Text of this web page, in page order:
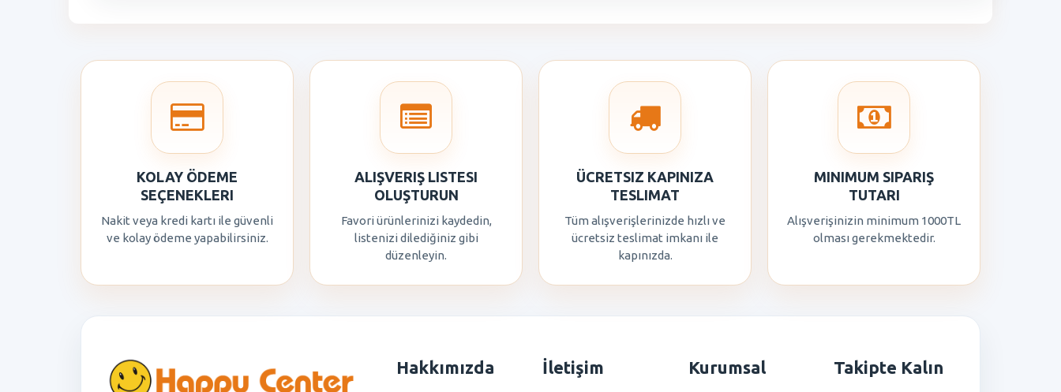
KOLAY ÖDEME
SEÇENEKLERI
Nakit veya kredi kartı ile güvenli
ve kolay ödeme yapabilirsiniz.
ALIŞVERIŞ LISTESI
OLUŞTURUN
Favori ürünlerinizi kaydedin,
listenizi dilediğiniz gibi
düzenleyin.
ÜCRETSIZ KAPINIZA
TESLIMAT
Tüm alışverişlerinizde hızlı ve
ücretsiz teslimat imkanı ile
kapınızda.
MINIMUM SIPARIŞ
TUTARI
Alışverişinizin minimum 1000TL
olması gerekmektedir.
Hakkımızda İletişim Kurumsal Takipte Kalın